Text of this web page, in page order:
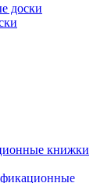
доски
книжки